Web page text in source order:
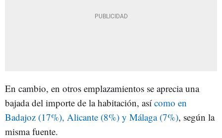
En cambio, en otros emplazamientos se aprecia una
bajada del importe de la habitación, asícomo en
Badajoz (17%), Alicante (8%) y Málaga (7%), según la
misma fuente.